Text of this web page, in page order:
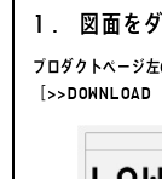
1. 図面をダ
プロダクトページ左
［>>DOWNLOAD